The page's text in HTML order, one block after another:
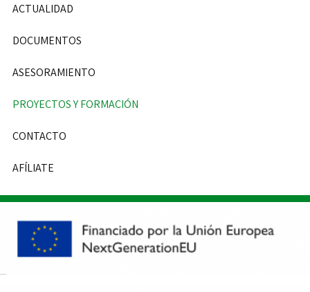
ACTUALIDAD
DOCUMENTOS
ASESORAMIENTO
PROYECTOS Y FORMACIÓN
CONTACTO
AFÍLIATE